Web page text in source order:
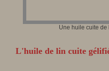
Une huile cuite de
L'huile de lin cuite